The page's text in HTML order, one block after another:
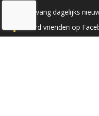
Ontvang dagelijks
Word vrienden op